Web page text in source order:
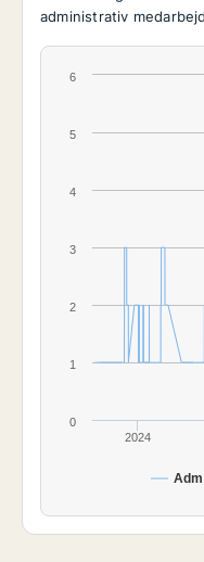
administrativ
2024
0
1
2
3
4
5
6